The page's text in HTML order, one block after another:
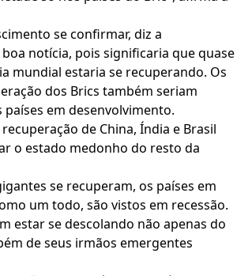
se confirmar, diz a
notícia, pois significaria que quase
mundial estaria se recuperando. Os
dos Brics também seriam
em desenvolvimento.
de China, Índia e Brasil
o estado medonho do resto da
se recuperam, os países em
um todo, são vistos em recessão.
estar se descolando não apenas do
de seus irmãos emergentes